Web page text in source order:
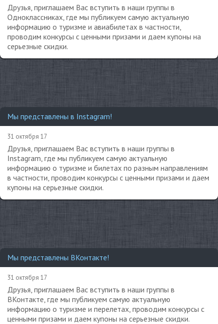
Друзья, приглашаем Вас вступить в наши группы в
Одноклассниках, где мы публикуем самую актуальную
информацию о туризме и авиабилетах в частности,
проводим конкурсы с ценными призами и даем купоны на
серьезные скидки.
Мы представлены в Instagram!
31 октября 17
Друзья, приглашаем Вас вступить в наши группы в
Instagram, где мы публикуем самую актуальную
информацию о туризме и билетах по разным направлениям
в частности, проводим конкурсы с ценными призами и даем
купоны на серьезные скидки.
Мы представлены ВКонтакте!
31 октября 17
Друзья, приглашаем Вас вступить в наши группы в
ВКонтакте, где мы публикуем самую актуальную
информацию о туризме и перелетах, проводим конкурсы с
ценными призами и даем купоны на серьезные скидки.